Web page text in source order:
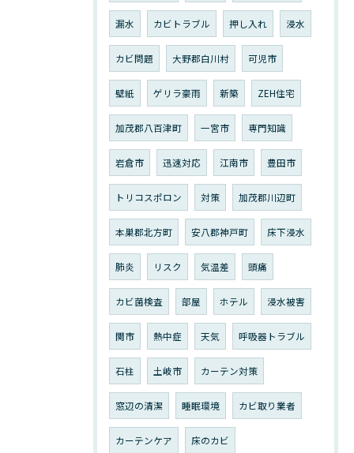
漏水 カビトラブル 押し入れ 浸水
カビ問題 大野郡白川村 可児市
壁紙 ゲリラ豪雨 新築 ZEH住宅
加茂郡八百津町 一宮市 専門知識
岩倉市 迅速対応 江南市 豊田市
トリコスポロン 対策 加茂郡川辺町
本巣郡北方町 安八郡神戸町 床下浸水
肺炎 リスク 気温差 頭痛
カビ菌検査 部屋 ホテル 浸水被害
関市 熱中症 天気 呼吸器トラブル
石柱 土岐市 カーテン対策
窓辺の清潔 睡眠環境 カビ取り業者
カーテンケア 床のカビ